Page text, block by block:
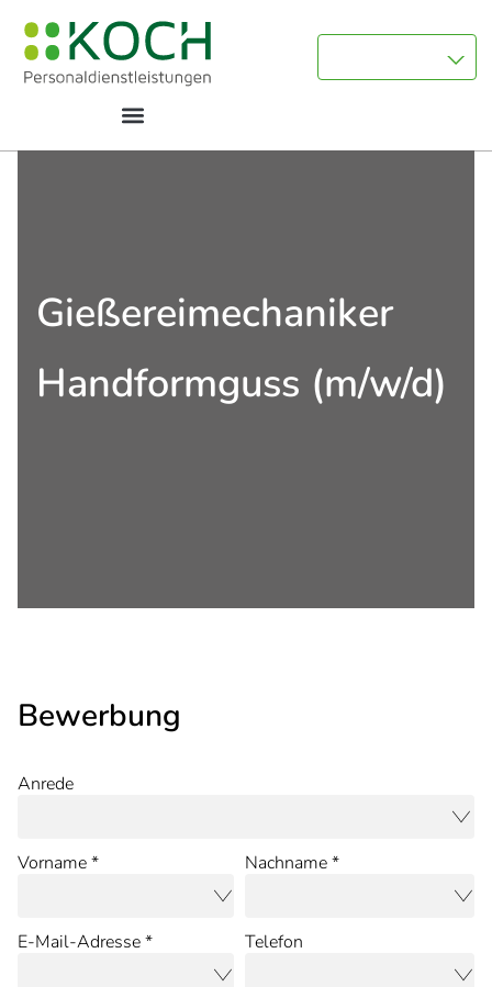
Gießereimechaniker
Handformguss (m/w/d)
Bewerbung
Anrede
Vorname * Nachname *
E-Mail-Adresse * Telefon